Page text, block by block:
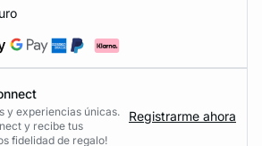
y experiencias únicas.
y recibe tus
fidelidad de regalo!
Registrarme ahora